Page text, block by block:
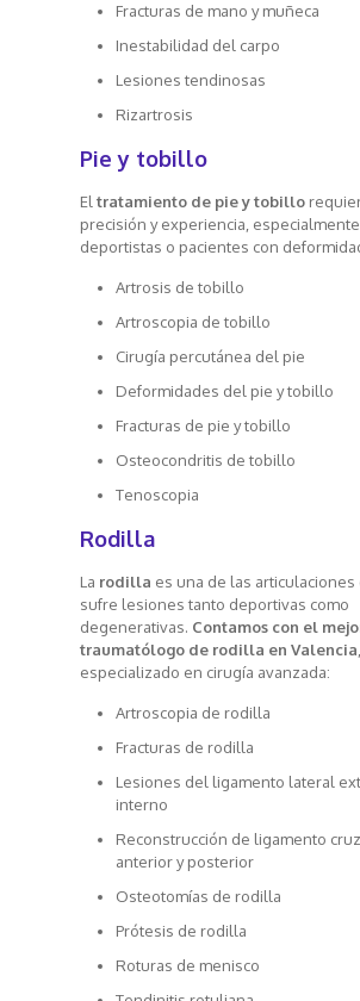
Fracturas de mano y muñeca
Inestabilidad del carpo
Lesiones tendinosas
Rizartrosis
Pie y tobillo
Eltratamiento de pie y tobillo
precisión y experiencia,
deportistas o pacientes con
Artrosis de tobillo
Artroscopia de tobillo
Cirugía percutánea del pie
Deformidades del pie y tobillo
Fracturas de pie y tobillo
Osteocondritis de tobillo
Tenoscopia
Rodilla
La rodilla es una de las articulaciones
sufre lesiones tanto deportivas como
degenerativas. Contamos con el
traumatólogo de rodilla en Valencia,
especializado en cirugía avanzada:
Artroscopia de rodilla
Fracturas de rodilla
Lesiones del ligamento lateral
interno
Reconstrucción de ligamento
anterior y posterior
Osteotomías de rodilla
Prótesis de rodilla
Roturas de menisco